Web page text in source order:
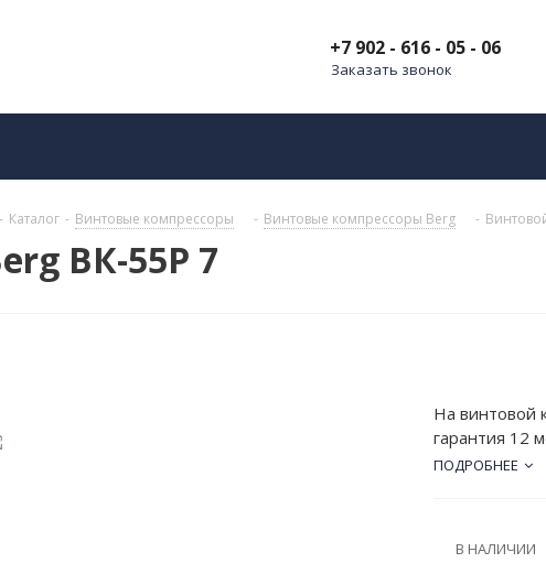
+7 902 - 616 - 05 - 06
Заказать звонок
- Каталог - Винтовые компрессоры - Винтовые компрессоры Berg -
ВК-55Р 7
На винтовой
гарантия 12
кВт, а
ПОДРОБНЕЕ
В НАЛИЧИИ